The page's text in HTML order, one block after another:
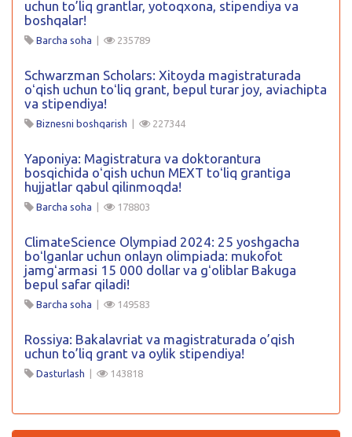
uchun to’liq grantlar, yotoqxona, stipendiya va
boshqalar!
Barcha soha | 235789
Schwarzman Scholars: Xitoyda magistraturada
oʻqish uchun toʻliq grant, bepul turar joy, aviachipta
va stipendiya!
Biznesni boshqarish | 227344
Yaponiya: Magistratura va doktorantura
bosqichida oʻqish uchun MEXT toʻliq grantiga
hujjatlar qabul qilinmoqda!
Barcha soha | 178803
ClimateScience Olympiad 2024: 25 yoshgacha
boʻlganlar uchun onlayn olimpiada: mukofot
jamgʻarmasi 15 000 dollar va gʻoliblar Bakuga
bepul safar qiladi!
Barcha soha | 149583
Rossiya: Bakalavriat va magistraturada o’qish
uchun to’liq grant va oylik stipendiya!
Dasturlash | 143818